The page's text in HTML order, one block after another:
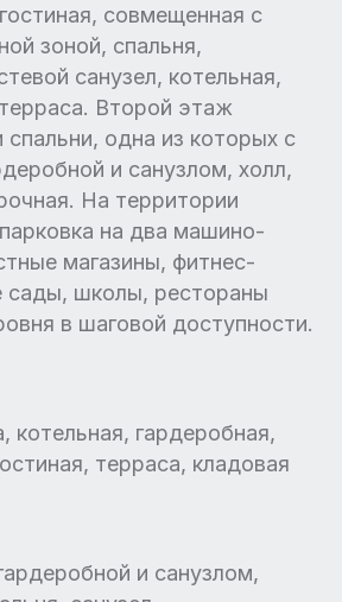
совмещенная с
зоной, спальня,
санузел, котельная,
Второй этаж
одна из которых с
и санузлом, холл,
На территории
на два машино-
магазины, фитнес-
сады, школы, рестораны
в шаговой доступности.
котельная, гардеробная,
терраса, кладовая
и санузлом,